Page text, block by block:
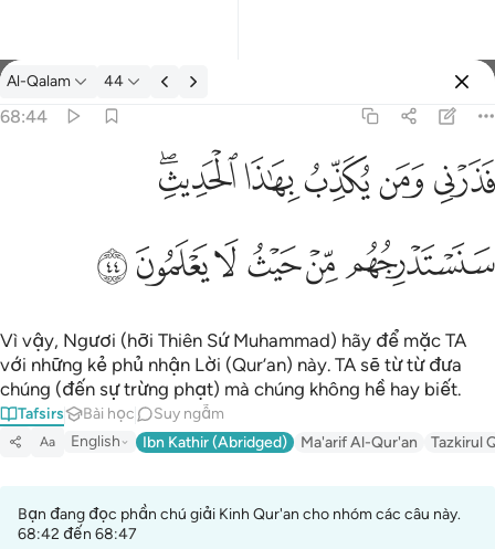
Tafsir: Al-Qalam 68:44
Al-Qalam 44
68:44
فذرني ومن يكذب بهاذا الحديث سنستدرجهم من حيث لا يعلمون ٤٤
فَذَرْنِى وَمَن يُكَذِّبُ بِهَـٰذَا ٱلْحَدِيثِ ۖ سَنَسْتَدْرِجُهُم مِّنْ حَيْثُ لَا يَعْلَمُونَ ٤٤
ﱎﱏﱐﱑﱒﱓ
ﱔﱕﱖﱗﱘﱙ
Vì vậy, Ngươi (hỡi Thiên Sứ Muhammad) hãy để mặc TA
với những kẻ phủ nhận Lời (Qur’an) này. TA sẽ từ từ đưa
chúng (đến sự trừng phạt) mà chúng không hề hay biết.
Tafsirs Bài học Suy ngẫm
Aa English Ibn Kathir (Abridged) Ma'arif Al-Qur'an Tazkirul
Bạn đang đọc phần chú giải Kinh Qur'an cho nhóm các câu này.
68:42 đến 68:47